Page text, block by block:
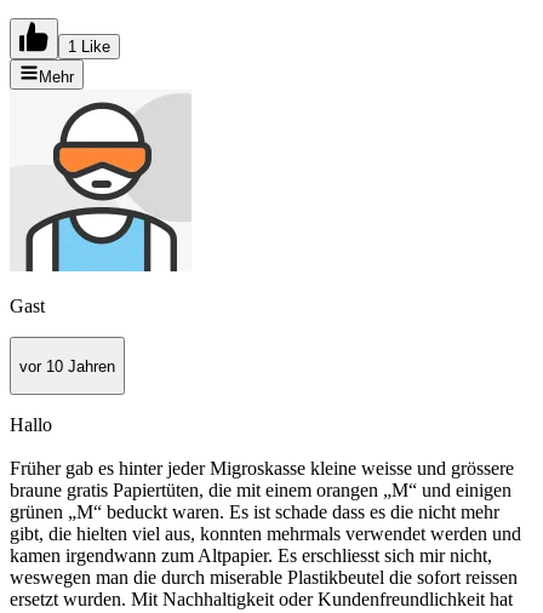
1 Like
Mehr
Gast
vor 10 Jahren
Hallo
Früher gab es hinter jeder Migroskasse kleine weisse und grössere
braune gratis Papiertüten, die mit einem orangen „M“ und einigen
grünen „M“ beduckt waren. Es ist schade dass es die nicht mehr
gibt, die hielten viel aus, konnten mehrmals verwendet werden und
kamen irgendwann zum Altpapier. Es erschliesst sich mir nicht,
weswegen man die durch miserable Plastikbeutel die sofort reissen
ersetzt wurden. Mit Nachhaltigkeit oder Kundenfreundlichkeit hat